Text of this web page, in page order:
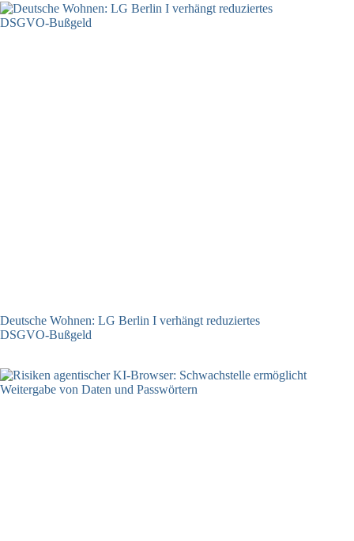
Deutsche Wohnen: LG Berlin I verhängt reduziertes
DSGVO-Bußgeld